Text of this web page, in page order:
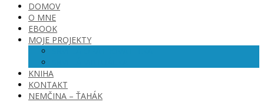
DOMOV
O MNE
EBOOK
MOJE PROJEKTY
KNIHA
KONTAKT
NEMČINA – ŤAHÁK